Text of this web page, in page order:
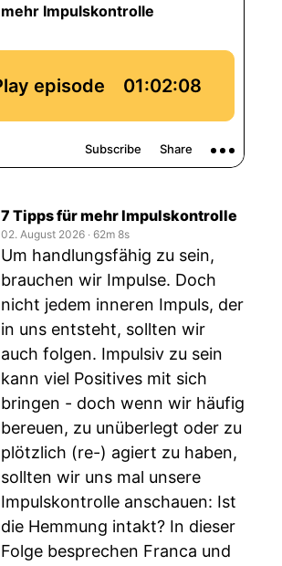
7 Tipps für mehr Impulskontrolle
02. August 2026 ‧ 62m 8s
Um handlungsfähig zu sein,
brauchen wir Impulse. Doch
nicht jedem inneren Impuls, der
in uns entsteht, sollten wir
auch folgen. Impulsiv zu sein
kann viel Positives mit sich
bringen - doch wenn wir häufig
bereuen, zu unüberlegt oder zu
plötzlich (re-) agiert zu haben,
sollten wir uns mal unsere
Impulskontrolle anschauen: Ist
die Hemmung intakt? In dieser
Folge besprechen Franca und